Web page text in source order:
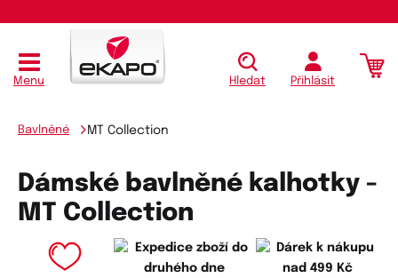
Menu Hledat Přihlásit
Bavlněné MT Collection
Dámské bavlněné kalhotky -
MT Collection